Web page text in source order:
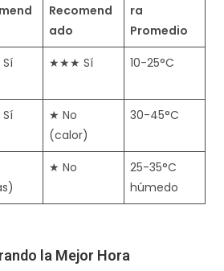
Recomend
ado
ra
Promedio
★★★ Sí 10-25°C
★ No
(calor)
30-45°C
★ No
25-35°C
húmedo ​
la Mejor Hora